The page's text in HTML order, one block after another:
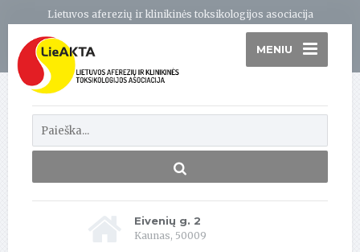
Lietuvos aferezių ir klinikinės toksikologijos asociacija
MENIU
Eivenių g. 2
Kaunas, 50009